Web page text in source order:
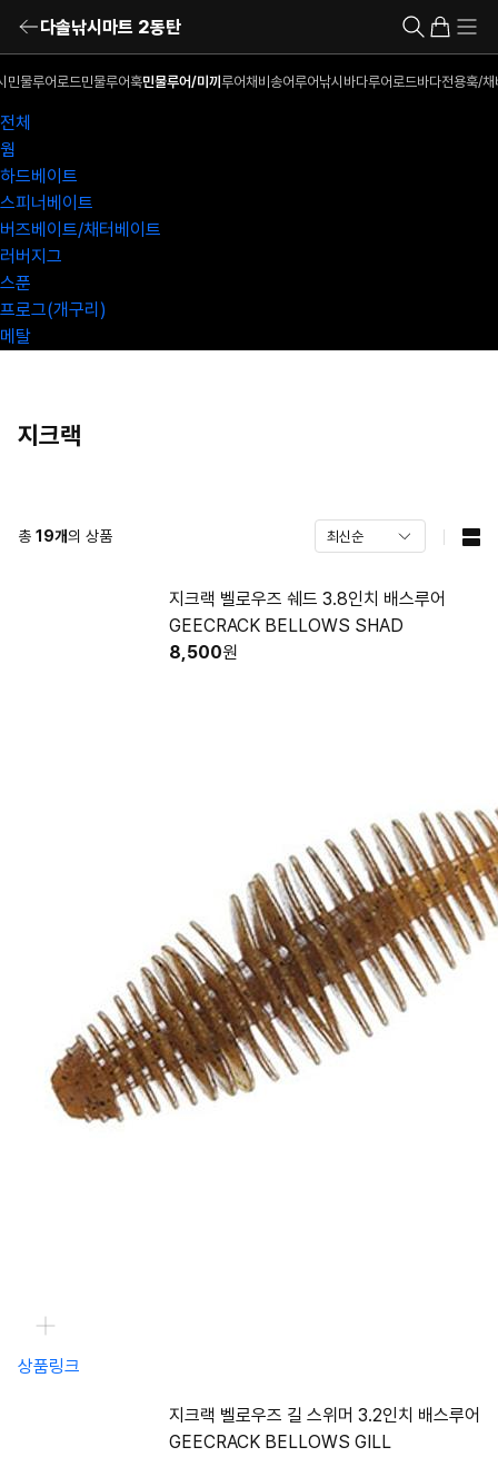
다솔낚시마트 2동탄
민물루어로드민물루어훅민물루어/미끼 루어채비 송어루어낚시 바다루어로드바다전용훅/채
전체
웜
하드베이트
스피너베이트
버즈베이트/채터베이트
러버지그
스푼
프로그(개구리)
메탈
지크랙
총 19개의 상품
지크랙 벨로우즈 쉐드 3.8인치 배스루어
GEECRACK BELLOWS SHAD
8,500원
상품링크
지크랙 벨로우즈 길 스위머 3.2인치 배스루어
GEECRACK BELLOWS GILL